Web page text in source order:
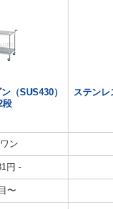
（SUS430）
段
ステンレ
ン
円 -
〜